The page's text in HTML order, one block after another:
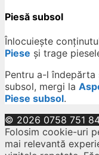
Piesă subsol
Înlocuiește
Piese și trage
Pentru a-l îndepărta
subsol, mergi la
Piese subsol.
© 2026 0758 751
Folosim cookie-uri
mai relevantă